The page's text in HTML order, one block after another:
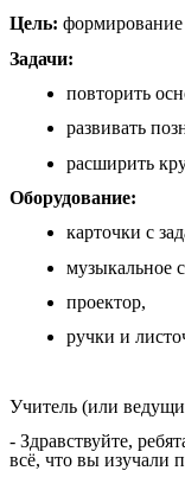
Цель: формирование
Задачи:
повторить
развивать
расширить
Оборудование:
карточки с
музыкальное
проектор,
ручки и
Учитель (или
- Здравствуйте,
всё, что вы изучали